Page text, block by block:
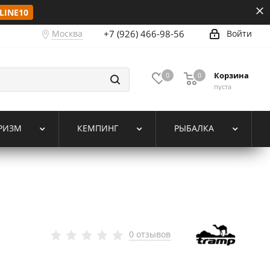
Москва
Войти
+7 (926) 466-98-56
0 Корзина
пуста
0
КЕМПИНГ РЫБАЛКА
0 отзывов